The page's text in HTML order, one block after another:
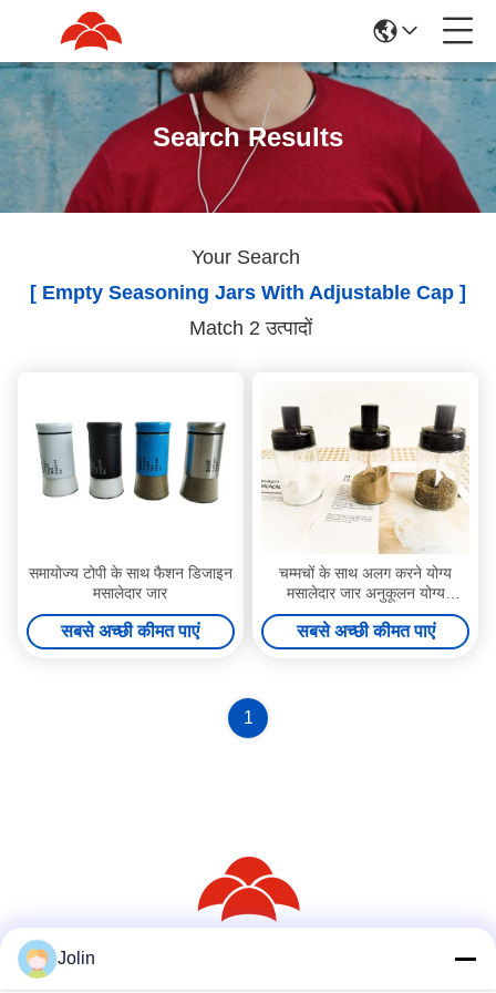
Search Results
Your Search
[ Empty Seasoning Jars With Adjustable Cap ]
Match 2 उत्पादों
समायोज्य टोपी के साथ फैशन डिजाइन
मसालेदार जार
सबसे अच्छी कीमत पाएं
चम्मचों के साथ अलग करने योग्य
मसालेदार जार अनुकूलन योग्य
मसालेदार जार
सबसे अच्छी कीमत पाएं
1
Jolin